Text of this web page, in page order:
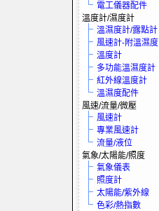
電工儀器配件
溫度計/濕度計
溫濕度計/露點計
風速計-附溫濕度
溫度計
多功能溫濕度計
紅外線溫度計
溫濕度配件
風速/流量/微壓
風速計
專業風速計
流量/液位
氣象/太陽能/照度
氣象儀表
照度計
太陽能/紫外線
色彩/熱指數